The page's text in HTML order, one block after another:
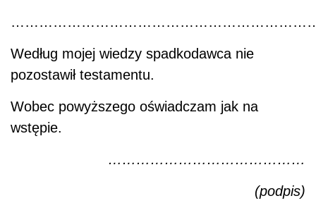
Według mojej wiedzy spadkodawca nie
pozostawił testamentu.
Wobec powyższego oświadczam jak na
wstępie.
……………………………………
(podpis)